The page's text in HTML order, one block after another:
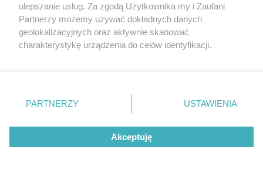
© 2026 Grupa ZPR Media
ulepszanie usług. Za zgodą Użytkownika my i Zaufani
Partnerzy możemy używać dokładnych danych
geolokalizacyjnych oraz aktywnie skanować
charakterystykę urządzenia do celów identyfikacji.
zmienić/wycofać klikając przycisk ustawień prywatności
znajdujący się w lewym dolnym rogu strony
rodzaje przetwarzania danych nie wymagają zgody
użytkownika, ale masz prawo sprzeciwić się takiemu
przetwarzaniu. Preferencje będą miały zastosowanie tylko
PARTNERZY USTAWIENIA
Akceptuję